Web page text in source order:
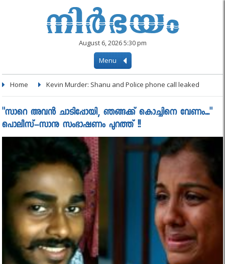
August 6, 2026 5:30 pm
Menu
Home Kevin Murder: Shanu and Police phone call leaked
"സാറെ അവൻ ചാടിപ്പോയി, ഞങ്ങക്ക് കൊച്ചിനെ വേണം..."
പൊലീസ്–സാനു സംഭാഷണം പുറത്ത് !!